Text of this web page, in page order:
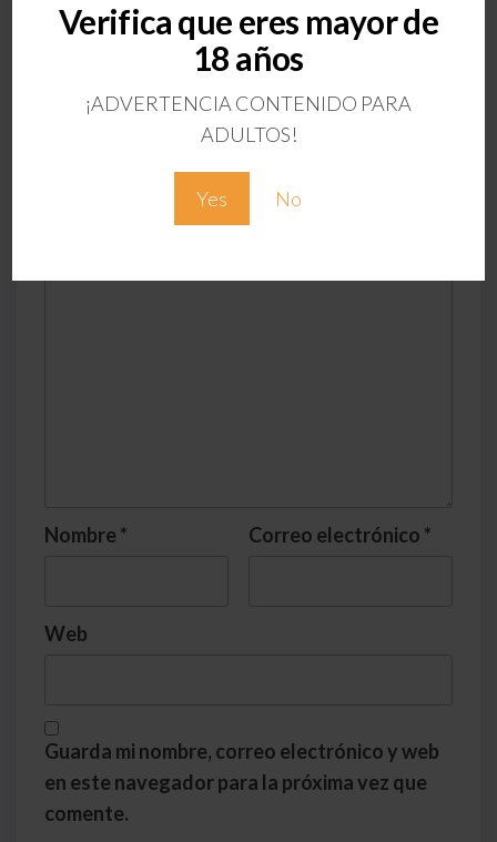
Verifica que eres mayor de
18 años
¡ADVERTENCIA CONTENIDO PARA
ADULTOS!
Yes No
Succionador cerdito
Deja una respuesta
Tu dirección de correo electrónico no será
Los campos obligatorios están
Nombre * Correo electrónico *
Web
Guarda mi nombre, correo electrónico y web
en este navegador para la próxima vez que
comente.